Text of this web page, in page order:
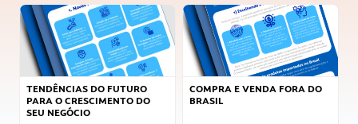
TENDÊNCIAS DO FUTURO
PARA O CRESCIMENTO DO
SEU NEGÓCIO
COMPRA E VENDA FORA DO
BRASIL